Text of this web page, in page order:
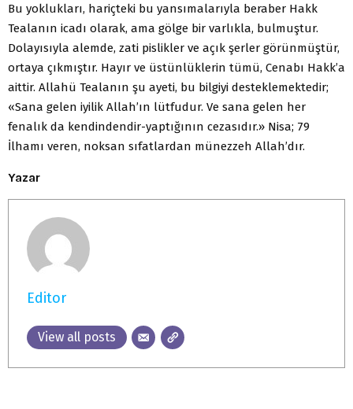
Bu yoklukları, hariçteki bu yansımalarıyla beraber Hakk
Tealanın icadı olarak, ama gölge bir varlıkla, bulmuştur.
Dolayısıyla alemde, zati pislikler ve açık şerler görünmüştür,
ortaya çıkmıştır. Hayır ve üstünlüklerin tümü, Cenabı Hakk’a
aittir. Allahü Tealanın şu ayeti, bu bilgiyi desteklemektedir;
«Sana gelen iyilik Allah’ın lütfudur. Ve sana gelen her
fenalık da kendindendir-yaptığının cezasıdır.» Nisa; 79
İlhamı veren, noksan sıfatlardan münezzeh Allah’dır.
Yazar
Editor
View all posts